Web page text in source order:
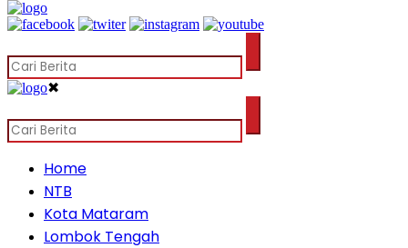
✖
Home
NTB
Kota Mataram
Lombok Tengah